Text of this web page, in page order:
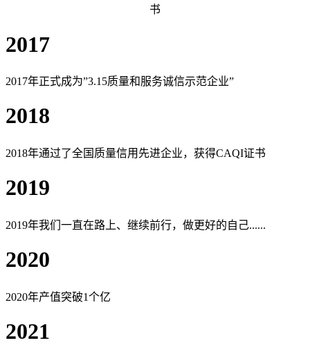
书
2017
2017年正式成为”3.15质量和服务诚信示范企业”
2018
2018年通过了全国质量信用先进企业，获得CAQI证书
2019
2019年我们一直在路上、继续前行，做更好的自己......
2020
2020年产值突破1个亿
2021